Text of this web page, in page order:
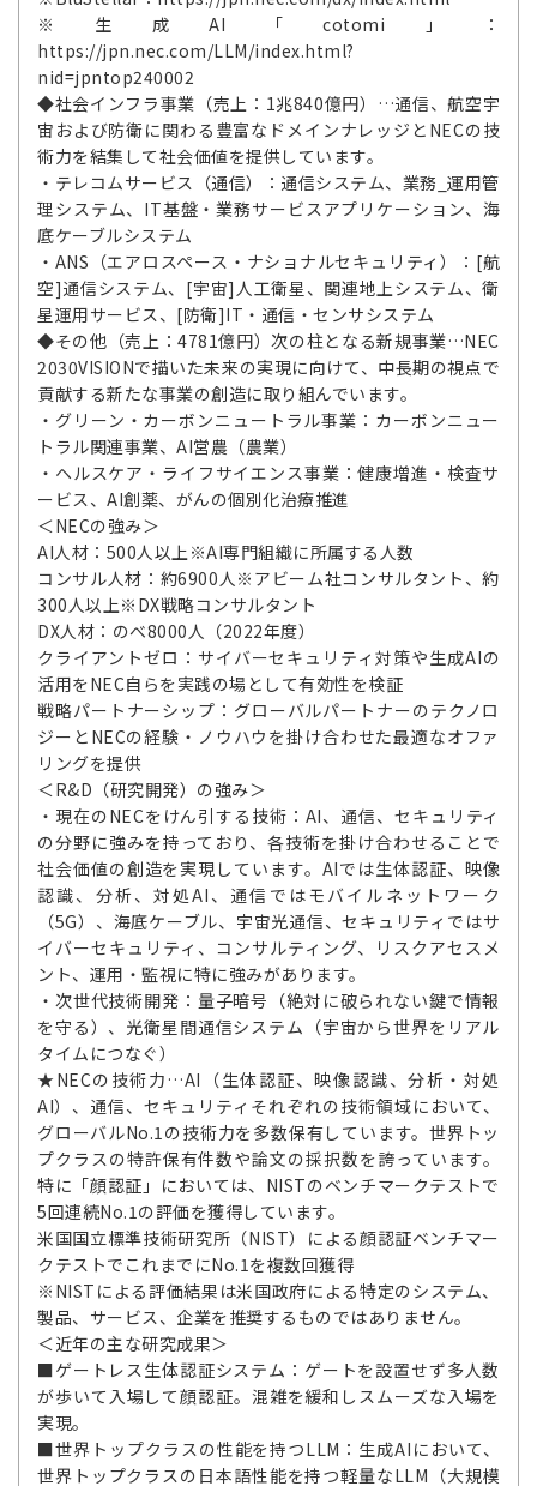
※生成AI「cotomi」：
https://jpn.nec.com/LLM/index.html?
nid=jpntop240002
◆社会インフラ事業（売上：1兆840億円）…通信、航空宇
宙および防衛に関わる豊富なドメインナレッジとNECの技
術力を結集して社会価値を提供しています。
・テレコムサービス（通信）：通信システム、業務_運用管
理システム、IT基盤・業務サービスアプリケーション、海
底ケーブルシステム
・ANS（エアロスペース・ナショナルセキュリティ）：[航
空]通信システム、[宇宙]人工衛星、関連地上システム、衛
星運用サービス、[防衛]IT・通信・センサシステム
◆その他（売上：4781億円）次の柱となる新規事業…NEC
2030VISIONで描いた未来の実現に向けて、中長期の視点で
貢献する新たな事業の創造に取り組んでいます。
・グリーン・カーボンニュートラル事業：カーボンニュー
トラル関連事業、AI営農（農業）
・ヘルスケア・ライフサイエンス事業：健康増進・検査サ
ービス、AI創薬、がんの個別化治療推進
＜NECの強み＞
AI人材：500人以上※AI専門組織に所属する人数
コンサル人材：約6900人※アビーム社コンサルタント、約
300人以上※DX戦略コンサルタント
DX人材：のべ8000人（2022年度）
クライアントゼロ：サイバーセキュリティ対策や生成AIの
活用をNEC自らを実践の場として有効性を検証
戦略パートナーシップ：グローバルパートナーのテクノロ
ジーとNECの経験・ノウハウを掛け合わせた最適なオファ
リングを提供
＜R&D（研究開発）の強み＞
・現在のNECをけん引する技術：AI、通信、セキュリティ
の分野に強みを持っており、各技術を掛け合わせることで
社会価値の創造を実現しています。AIでは生体認証、映像
認識、分析、対処AI、通信ではモバイルネットワーク
（5G）、海底ケーブル、宇宙光通信、セキュリティではサ
イバーセキュリティ、コンサルティング、リスクアセスメ
ント、運用・監視に特に強みがあります。
・次世代技術開発：量子暗号（絶対に破られない鍵で情報
を守る）、光衛星間通信システム（宇宙から世界をリアル
タイムにつなぐ）
★NECの技術力…AI（生体認証、映像認識、分析・対処
AI）、通信、セキュリティそれぞれの技術領域において、
グローバルNo.1の技術力を多数保有しています。世界トッ
プクラスの特許保有件数や論文の採択数を誇っています。
特に「顔認証」においては、NISTのベンチマークテストで
5回連続No.1の評価を獲得しています。
米国国立標準技術研究所（NIST）による顔認証ベンチマー
クテストでこれまでにNo.1を複数回獲得
※NISTによる評価結果は米国政府による特定のシステム、
製品、サービス、企業を推奨するものではありません。
＜近年の主な研究成果＞
■ゲートレス生体認証システム：ゲートを設置せず多人数
が歩いて入場して顔認証。混雑を緩和しスムーズな入場を
実現。
■世界トップクラスの性能を持つLLM：生成AIにおいて、
世界トップクラスの日本語性能を持つ軽量なLLM（大規模